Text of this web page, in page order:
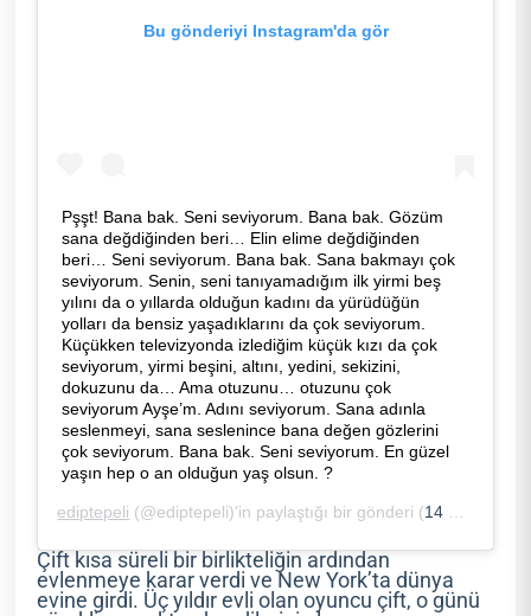
Bu gönderiyi Instagram'da gör
Pşşt! Bana bak. Seni seviyorum. Bana bak. Gözüm
sana değdiğinden beri… Elin elime değdiğinden
beri… Seni seviyorum. Bana bak. Sana bakmayı çok
seviyorum. Senin, seni tanıyamadığım ilk yirmi beş
yılını da o yıllarda olduğun kadını da yürüdüğün
yolları da bensiz yaşadıklarını da çok seviyorum.
Küçükken televizyonda izlediğim küçük kızı da çok
seviyorum, yirmi beşini, altını, yedini, sekizini,
dokuzunu da… Ama otuzunu… otuzunu çok
seviyorum Ayşe’m. Adını seviyorum. Sana adınla
seslenmeyi, sana seslenince bana değen gözlerini
çok seviyorum. Bana bak. Seni seviyorum. En güzel
yaşın hep o an olduğun yaş olsun. ?
ediptepeli (@ediptepeli)'in paylaştığı bir gönderi (14 Mar, 2019, 11:15öö PDT
Çift kısa süreli bir birlikteliğin ardından
evlenmeye karar verdi ve New York’ta dünya
evine girdi. Üç yıldır evli olan oyuncu çift, o günü